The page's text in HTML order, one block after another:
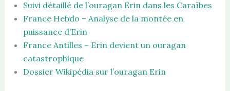
Suivi détaillé de l’ouragan Erin dans les Caraïbes
France Hebdo – Analyse de la montée en
puissance d’Erin
France Antilles – Erin devient un ouragan
catastrophique
Dossier Wikipédia sur l’ouragan Erin